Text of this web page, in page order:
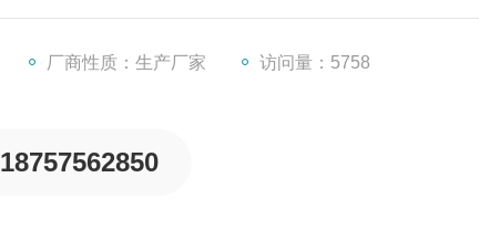
厂商性质：生产厂家 访问量：5758
18757562850